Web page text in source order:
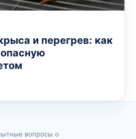
и перегрев: как
вопросы о